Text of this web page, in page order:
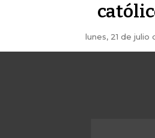
lunes, 21 de julio